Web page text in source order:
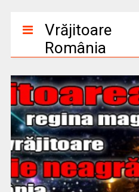
Vrăjitoare
România